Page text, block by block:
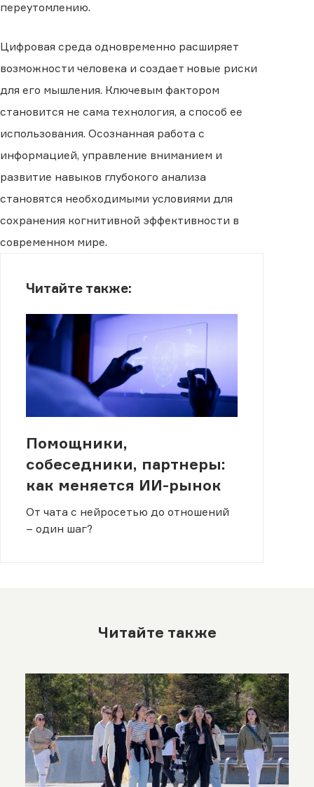
переутомлению.
Цифровая среда одновременно расширяет
возможности человека и создает новые риски
для его мышления. Ключевым фактором
становится не сама технология, а способ ее
использования. Осознанная работа с
информацией, управление вниманием и
развитие навыков глубокого анализа
становятся необходимыми условиями для
сохранения когнитивной эффективности в
современном мире.
Читайте также:
Помощники,
собеседники, партнеры:
как меняется ИИ-рынок
От чата с нейросетью до отношений
– один шаг?
Читайте также